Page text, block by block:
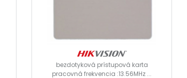
bezdotyková prístupová karta
pracovná frekvencia :13.56MHz ...